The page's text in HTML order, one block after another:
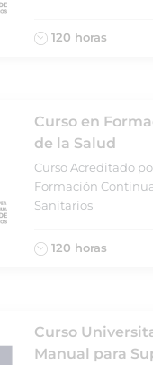
120 horas
Curso en
de la Salud
Curso Acreditado
Formación
Sanitarios
120 horas
Curso
Manual para